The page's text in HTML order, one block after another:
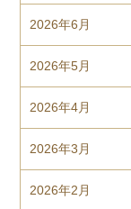
2026年6月
2026年5月
2026年4月
2026年3月
2026年2月